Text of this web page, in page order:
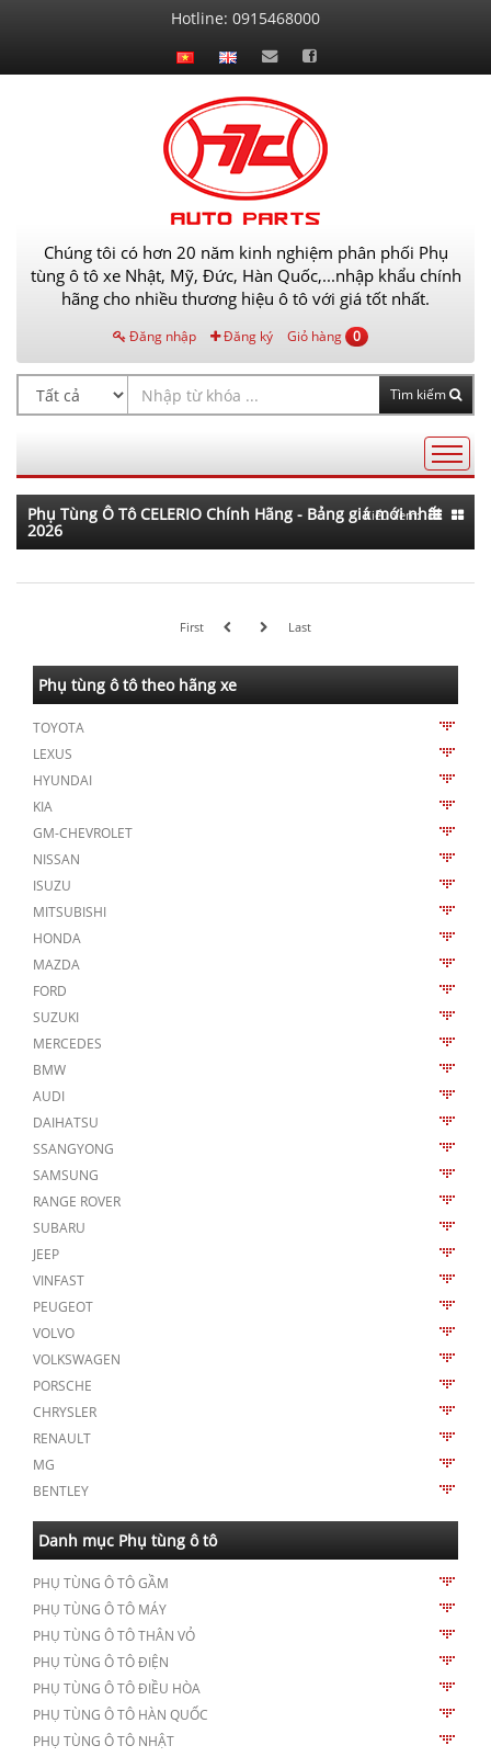
hệ
Hotline: 0915468000
Chúng tôi có hơn 20 năm kinh nghiệm phân phối Phụ
tùng ô tô xe Nhật, Mỹ, Đức, Hàn Quốc,...nhập khẩu chính
hãng cho nhiều thương hiệu ô tô với giá tốt nhất.
Đăng nhập Đăng ký Giỏ hàng 0
Tìm kiếm
AutoPart
Phụ Tùng Ô Tô CELERIO Chính Hãng - Bảng giá mới nhất
2026
Kiểu xem:
First Last
Phụ tùng ô tô theo hãng xe
TOYOTA
LEXUS
HYUNDAI
KIA
GM-CHEVROLET
NISSAN
ISUZU
MITSUBISHI
HONDA
MAZDA
FORD
SUZUKI
MERCEDES
BMW
AUDI
DAIHATSU
SSANGYONG
SAMSUNG
RANGE ROVER
SUBARU
JEEP
VINFAST
PEUGEOT
VOLVO
VOLKSWAGEN
PORSCHE
CHRYSLER
RENAULT
MG
BENTLEY
Danh mục Phụ tùng ô tô
PHỤ TÙNG Ô TÔ GẦM
PHỤ TÙNG Ô TÔ MÁY
PHỤ TÙNG Ô TÔ THÂN VỎ
PHỤ TÙNG Ô TÔ ĐIỆN
PHỤ TÙNG Ô TÔ ĐIỀU HÒA
PHỤ TÙNG Ô TÔ HÀN QUỐC
PHỤ TÙNG Ô TÔ NHẬT